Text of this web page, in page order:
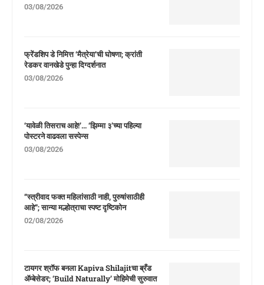
03/08/2026
फ्रेंडशिप डे निमित्त ‘मैत्रेया’ची घोषणा; क्रांती
रेडकर वानखेडे पुन्हा दिग्दर्शनात
03/08/2026
‘यावेळी तिसराच आहे!’… ‘झिम्मा ३’च्या पहिल्या
पोस्टरने वाढवला सस्पेन्स
03/08/2026
“स्त्रीवाद फक्त महिलांसाठी नाही, पुरुषांसाठीही
आहे”; सान्या मल्होत्राचा स्पष्ट दृष्टिकोन
02/08/2026
टायगर श्रॉफ बनला Kapiva Shilajitचा ब्रँड
ॲम्बेसेडर; ‘Build Naturally’ मोहिमेची सुरुवात